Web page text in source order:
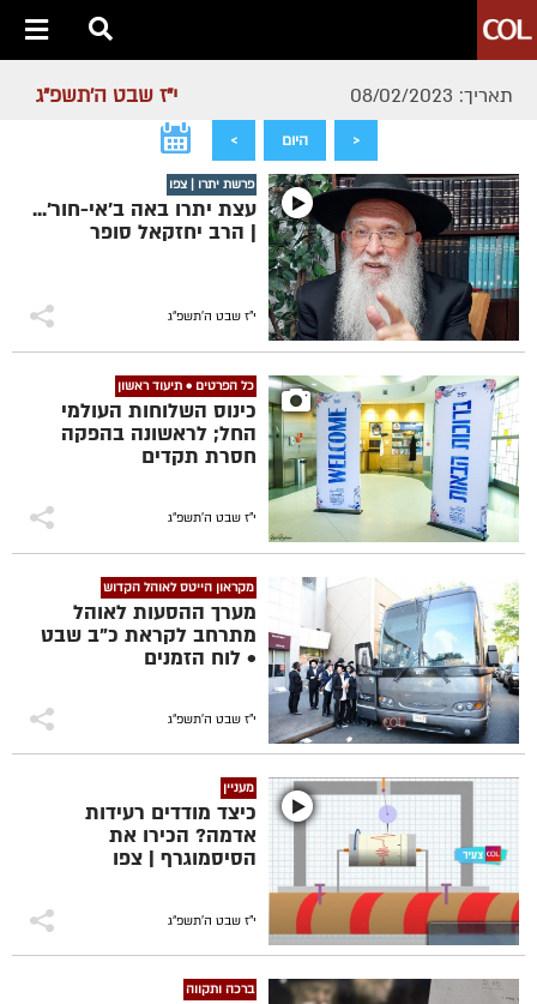
תאריך: 08/02/2023 י"ז שבט ה׳תשפ״ג
< היום >
פרשת יתרו | צפו
עצת יתרו באה ב'אי-חור'...
| הרב יחזקאל סופר
י"ז שבט ה׳תשפ״ג
כל הפרטים • תיעוד ראשון
כינוס השלוחות העולמי
החל; לראשונה בהפקה
חסרת תקדים
י"ז שבט ה׳תשפ״ג
מקראון הייטס לאוהל הקדוש
מערך ההסעות לאוהל
מתרחב לקראת כ"ב שבט
• לוח הזמנים
י"ז שבט ה׳תשפ״ג
מעניין
כיצד מודדים רעידות
אדמה? הכירו את
הסיסמוגרף | צפו
י"ז שבט ה׳תשפ״ג
ברכה ותקווה